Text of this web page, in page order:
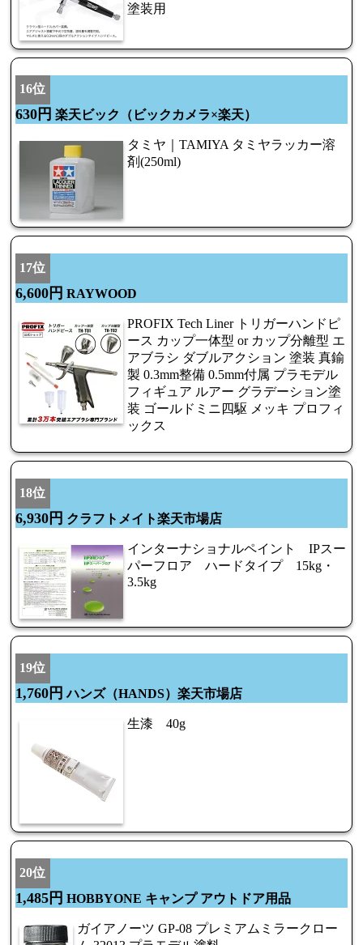
塗装用
16位
630円 楽天ビック（ビックカメラ×楽天）
タミヤ｜TAMIYA タミヤラッカー溶
剤(250ml)
17位
6,600円 RAYWOOD
PROFIX Tech Liner トリガーハンドピ
ース カップ一体型 or カップ分離型 エ
アブラシ ダブルアクション 塗装 真鍮
製 0.3mm整備 0.5mm付属 プラモデル
フィギュア ルアー グラデーション塗
装 ゴールドミニ四駆 メッキ プロフィ
ックス
18位
6,930円 クラフトメイト楽天市場店
インターナショナルペイント IPスー
パーフロア ハードタイプ 15kg・
3.5kg
19位
1,760円 ハンズ（HANDS）楽天市場店
生漆 40g
20位
1,485円 HOBBYONE キャンプ アウトドア用品
ガイアノーツ GP-08 プレミアムミラークロー